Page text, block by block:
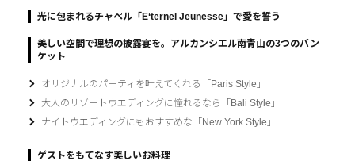
光に包まれるチャペル「E‘ternel Jeunesse」で愛を誓う
美しい空間で理想の披露宴を。アルカンシエル南青山の3つのバン
ケット
オリジナルのパーティを叶えてくれる「Paris Style」
大人のリゾートウエディングに憧れるなら「Bali Style」
ナイトウエディングにもおすすめな「New York Style」
ゲストをもてなす美しいお料理